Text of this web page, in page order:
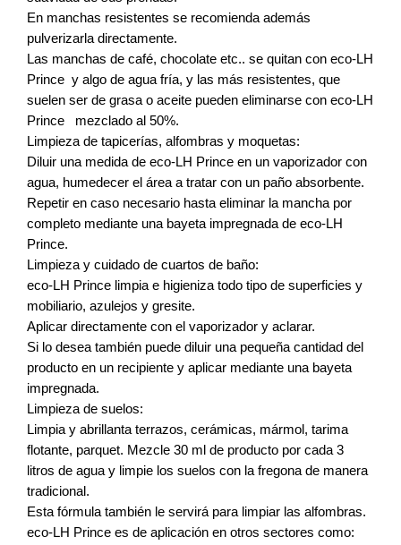
En manchas resistentes se recomienda además
pulverizarla directamente.
Las manchas de café, chocolate etc.. se quitan con eco-LH
Prince y algo de agua fría, y las más resistentes, que
suelen ser de grasa o aceite pueden eliminarse con eco-LH
Prince mezclado al 50%.
Limpieza de tapicerías, alfombras y moquetas:
Diluir una medida de eco-LH Prince en un vaporizador con
agua, humedecer el área a tratar con un paño absorbente.
Repetir en caso necesario hasta eliminar la mancha por
completo mediante una bayeta impregnada de eco-LH
Prince.
Limpieza y cuidado de cuartos de baño:
eco-LH Prince limpia e higieniza todo tipo de superficies y
mobiliario, azulejos y gresite.
Aplicar directamente con el vaporizador y aclarar.
Si lo desea también puede diluir una pequeña cantidad del
producto en un recipiente y aplicar mediante una bayeta
impregnada.
Limpieza de suelos:
Limpia y abrillanta terrazos, cerámicas, mármol, tarima
flotante, parquet. Mezcle 30 ml de producto por cada 3
litros de agua y limpie los suelos con la fregona de manera
tradicional.
Esta fórmula también le servirá para limpiar las alfombras.
eco-LH Prince es de aplicación en otros sectores como: